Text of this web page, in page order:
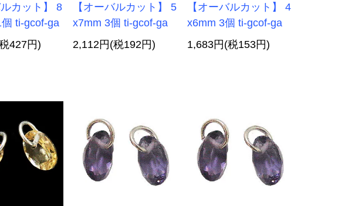
ルカット】 8
ti-gcof-ga
427円)
【オーバルカット】 5
x7mm 3個 ti-gcof-ga
2,112円(税192円)
【オーバルカット】 4
x6mm 3個 ti-gcof-ga
1,683円(税153円)